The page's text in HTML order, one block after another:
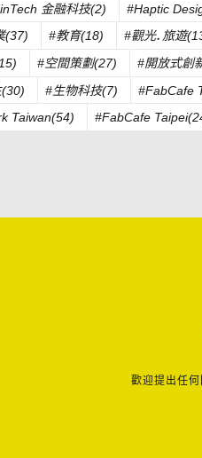
金融科技(2) #Haptic
(37) #教育(18) #觀光．旅遊
#空間策劃(27) #開放式創
#生物科技(7) #FabCafe
Taiwan(54)
#FabCafe
歡迎提出任何